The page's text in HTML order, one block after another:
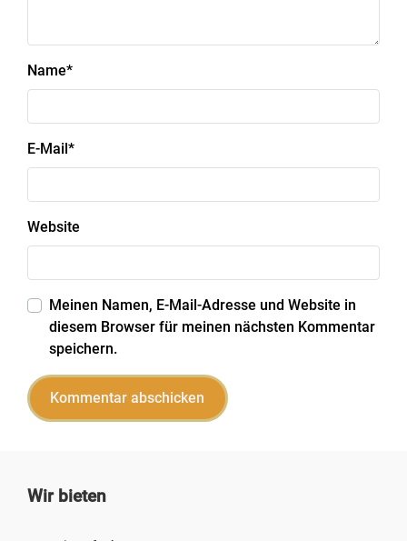
Name*
E-Mail*
Website
Meinen Namen, E-Mail-Adresse und Website in
diesem Browser für meinen nächsten Kommentar
speichern.
Wir bieten